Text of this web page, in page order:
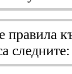
правила
следните: